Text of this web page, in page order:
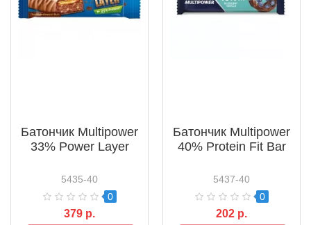
Батончик Multipower
33% Power Layer
5435-40
0
379 р.
Батончик Multipower
40% Protein Fit Bar
5437-40
0
202 р.